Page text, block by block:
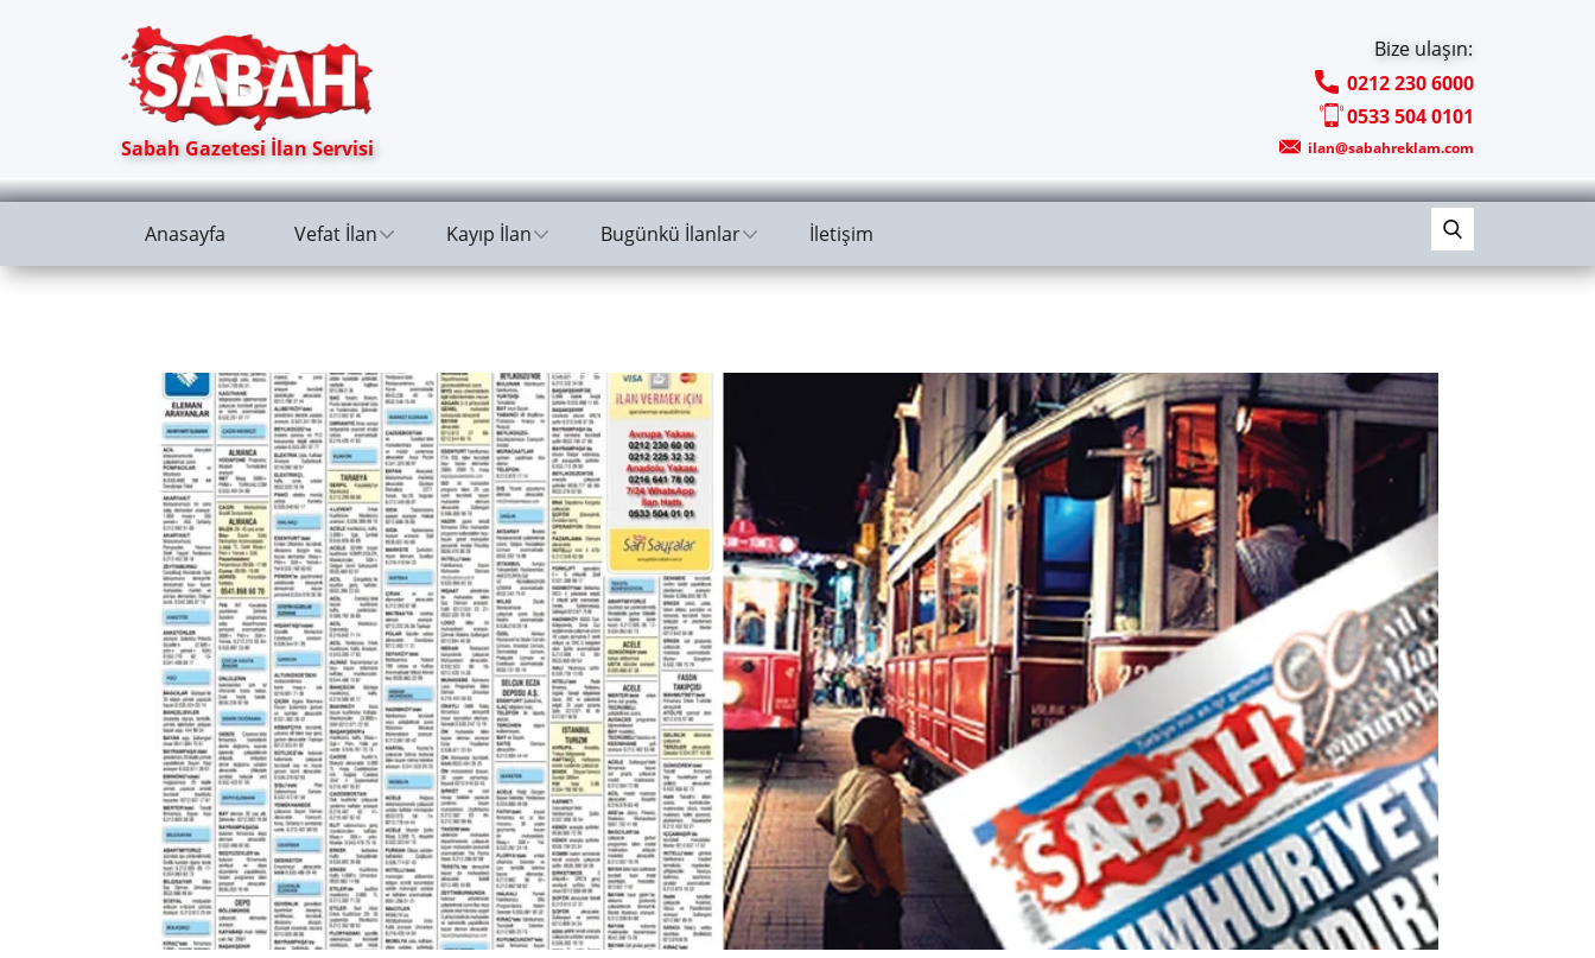
Bize ulaşın:
0212 230 6000
0533 504 0101
Sabah Gazetesi İlan Servisi
ilan@sabahreklam.com
Anasayfa Vefat İlan Kayıp İlan Bugünkü İlanlar İletişim